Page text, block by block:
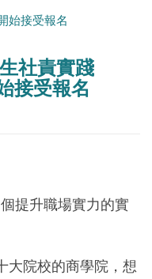
始接受報名
社責實踐
接受報名
提升職場實力的實
大院校的商學院，想